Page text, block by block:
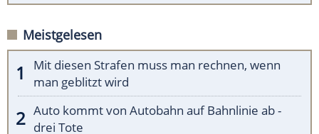
Meistgelesen
Mit diesen Strafen muss man rechnen, wenn
man geblitzt wird
Auto kommt von Autobahn auf Bahnlinie ab -
drei Tote